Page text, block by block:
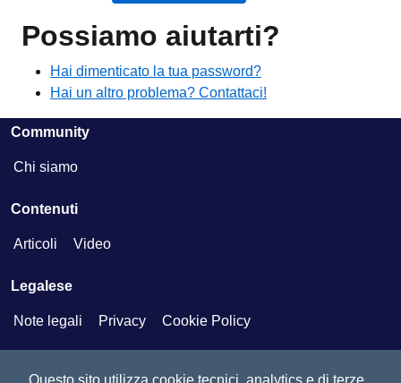
Questo sito utilizza cookie tecnici, analytics e di terze
Possiamo aiutarti?
Hai dimenticato la tua password?
Hai un altro problema? Contattaci!
Community
Chi siamo
Contenuti
Articoli Video
Legalese
Note legali Privacy Cookie Policy